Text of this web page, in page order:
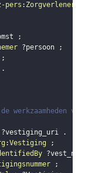
pers :
;
?persoon
;
;
.
werkzaamheden
?vestiging_uri
.
:Vestiging
;
?vest_nr
;